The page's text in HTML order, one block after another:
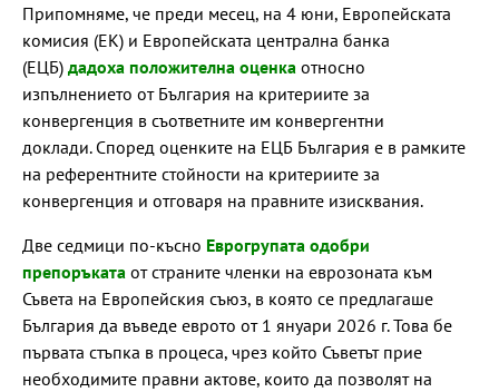
Припомняме, че преди месец, на 4 юни, Европейската
комисия (ЕК) и Европейската централна банка
(ЕЦБ) дадоха положителна оценка относно
изпълнението от България на критериите за
конвергенция в съответните им конвергентни
доклади. Според оценките на ЕЦБ България е в рамките
на референтните стойности на критериите за
конвергенция и отговаря на правните изисквания.
Две седмици по-късно Еврогрупата одобри
препоръката от страните членки на еврозоната към
Съвета на Европейския съюз, в която се предлагаше
България да въведе еврото от 1 януари 2026 г. Това бе
първата стъпка в процеса, чрез който Съветът прие
необходимите правни актове, които да позволят на